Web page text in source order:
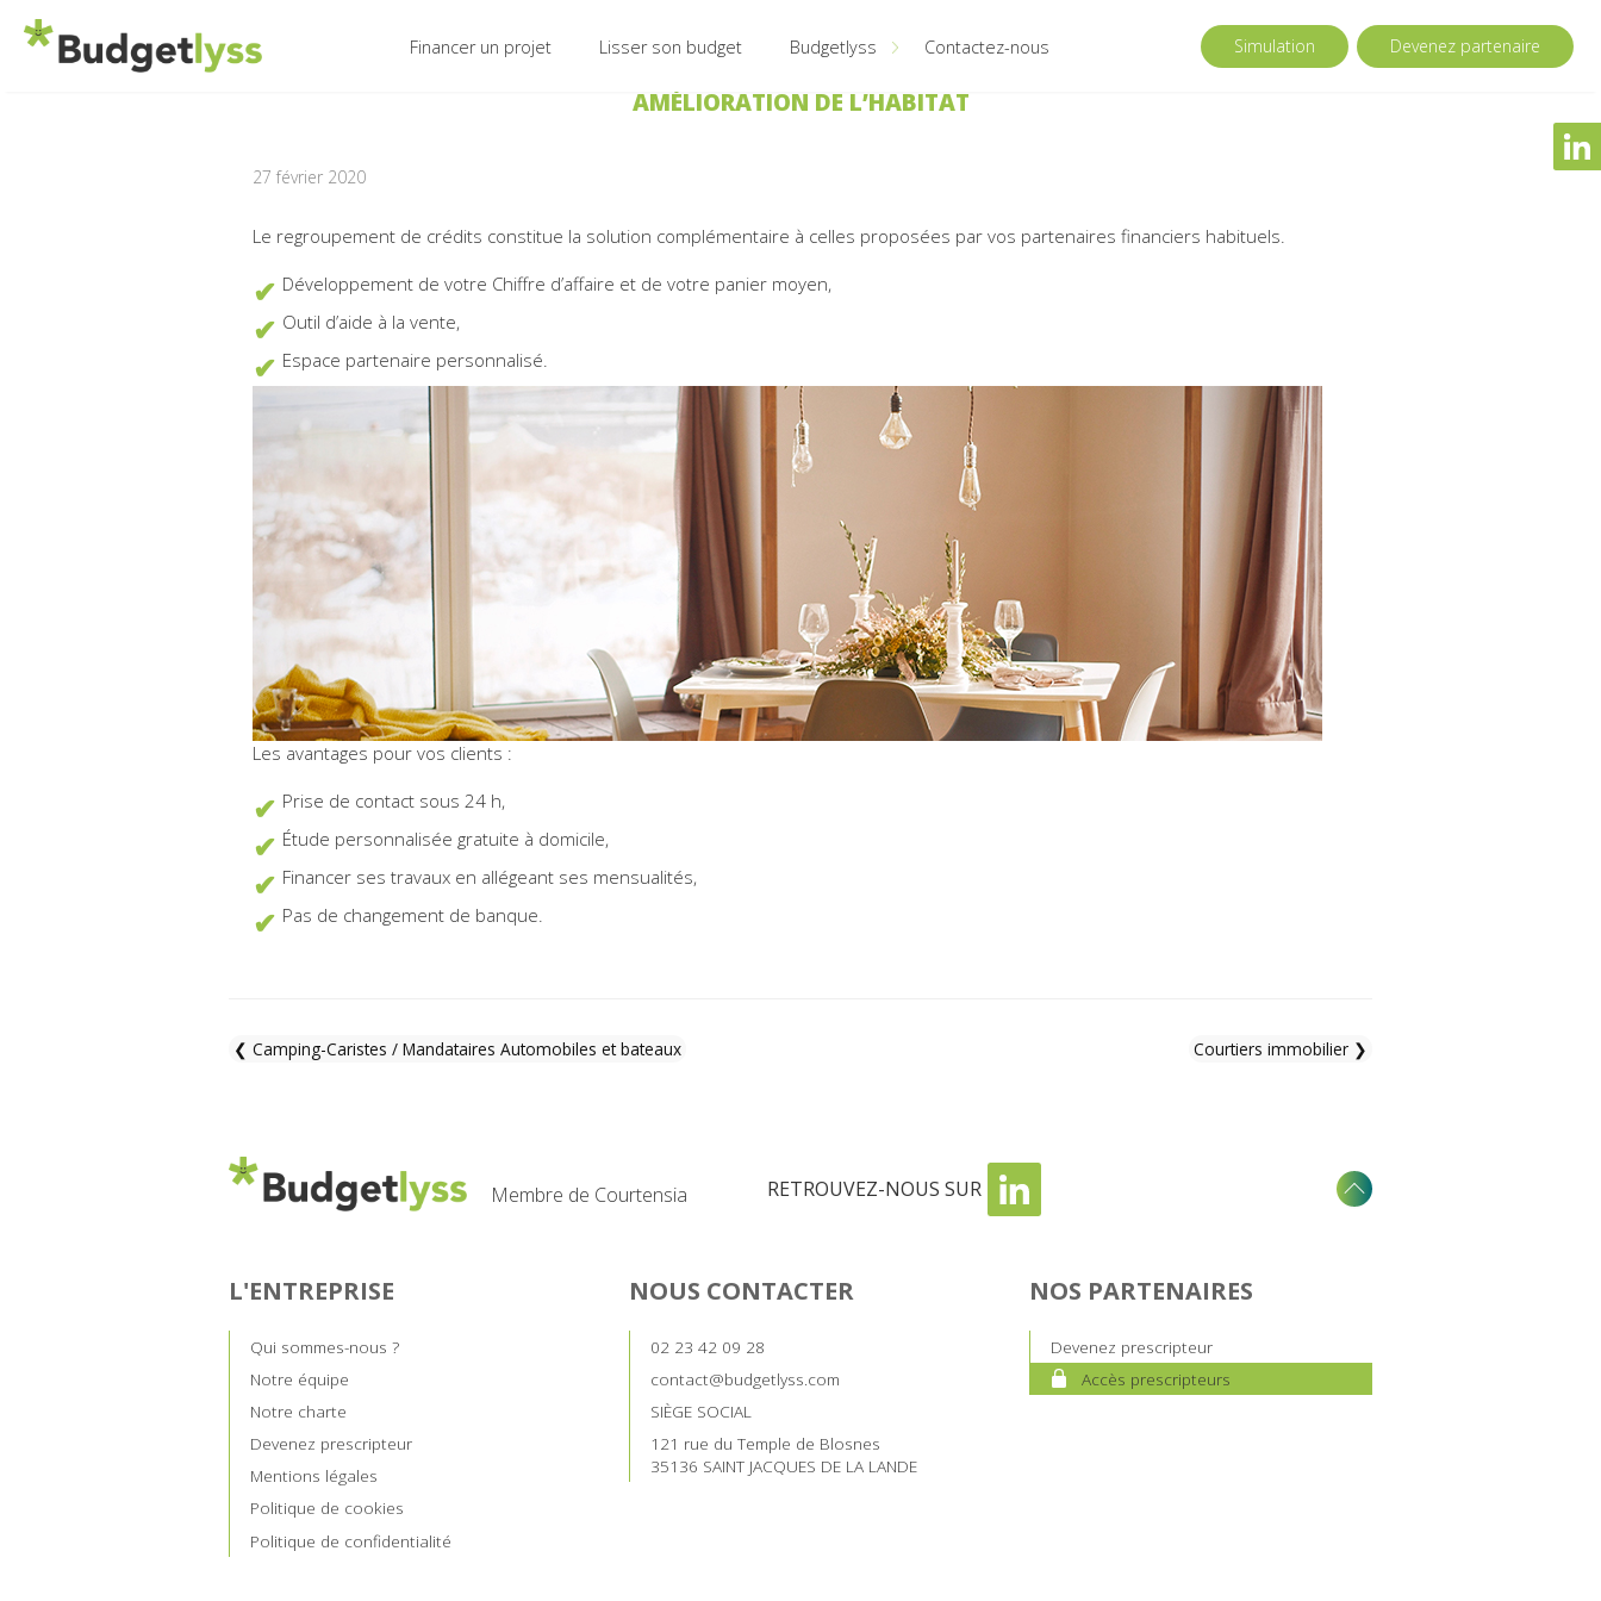
Financer un projet Lisser son budget Budgetlyss
Qui sommes-nous ?
Contactez-nous Simulation Devenez partenaire
AMÉLIORATION DE L’HABITAT
27 février 2020
Le regroupement de crédits constitue la solution complémentaire à celles proposées par vos partenaires financiers habituels.
Développement de votre Chiffre d’affaire et de votre panier moyen,
Outil d’aide à la vente,
Espace partenaire personnalisé.
Les avantages pour vos clients :
Prise de contact sous 24 h,
Étude personnalisée gratuite à domicile,
Financer ses travaux en allégeant ses mensualités,
Pas de changement de banque.
❮ Camping-Caristes / Mandataires Automobiles et bateaux Courtiers immobilier ❯
Membre de Courtensia RETROUVEZ-NOUS SUR
L'ENTREPRISE
Qui sommes-nous ?
Notre équipe
Notre charte
Devenez prescripteur
Mentions légales
Politique de cookies
Politique de confidentialité
NOUS CONTACTER
02 23 42 09 28
contact@budgetlyss.com
SIÈGE SOCIAL
121 rue du Temple de Blosnes
35136 SAINT JACQUES DE LA LANDE
NOS PARTENAIRES
Devenez prescripteur
Accès prescripteurs